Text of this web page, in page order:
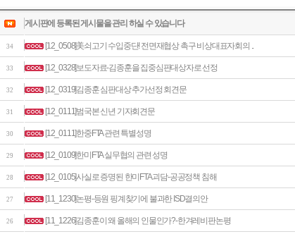
게시판에 등록된 게시물을 관리 하실 수 있습니다
34 [12_0508]美쇠고기 수입중단! 전면재협상 촉구 비상대표자회의 ..
33 [12_0328]보도자료-김종훈을 집중심판대상자로 선정
32 [12_0319]김종훈 심판대상 추가선정 회견문
31 [12_0111]범국본 신년 기자회견문
30 [12_0111]한중FTA 관련 특별성명
29 [12_0109]한미FTA 실무협의 관련 성명
28 [12_0105]사실로 증명된 한미FTA 괴담-공공정책 침해
27 [11_1230]논평-등원 핑계찾기에 불과한 ISD결의안
26 [11_1226]김종훈이 왜 올해의 인물인가?-한겨레비판논평